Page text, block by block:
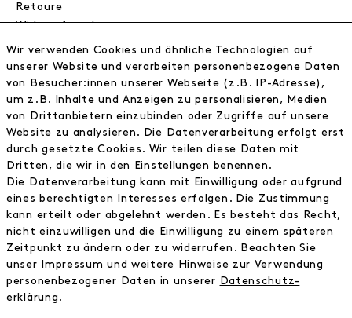
Retoure
Widerrufsrecht
Datenschutz
AGB
Impressum
NEWSLETTER
Erhalte exklusive Neuigkeiten!
Ich bestätige die Datenschutzbestimmung
* inkl. MwSt. zzgl. Versandkosten
Wir verwenden Cookies und ähnliche Technologien auf
unserer Website und verarbeiten personenbezogene Daten
von Besucher:innen unserer Webseite (z.B. IP-Adresse),
um z.B. Inhalte und Anzeigen zu personalisieren, Medien
von Drittanbietern einzubinden oder Zugriffe auf unsere
Website zu analysieren. Die Datenverarbeitung erfolgt erst
durch gesetzte Cookies. Wir teilen diese Daten mit
Dritten, die wir in den Einstellungen benennen.
Die Datenverarbeitung kann mit Einwilligung oder aufgrund
eines berechtigten Interesses erfolgen. Die Zustimmung
kann erteilt oder abgelehnt werden. Es besteht das Recht,
nicht einzuwilligen und die Einwilligung zu einem späteren
Zeitpunkt zu ändern oder zu widerrufen. Beachten Sie
unser
Impressum und weitere Hinweise zur Verwendung
personenbezogener Daten in unserer
Daten­schutz­
erklärung .